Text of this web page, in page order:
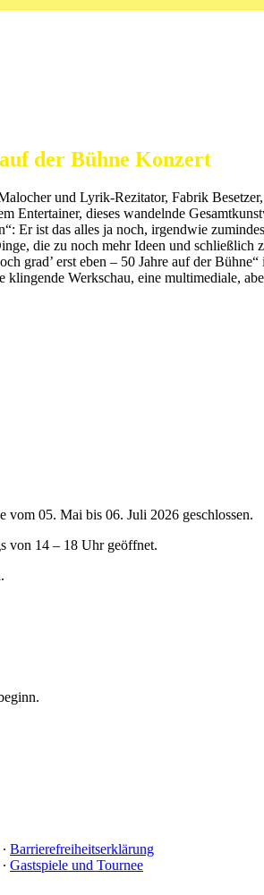
der Bühne Konzert
und Lyrik-Rezitator, Fabrik
Entertainer, dieses wandelnde
Er ist das alles ja noch, irgendwie
die zu noch mehr Ideen und
grad’ erst eben – 50 Jahre auf der
Werkschau, eine multimediale,
vom 05. Mai bis 06. Juli 2026 geschlossen.
von 14 – 18 Uhr geöffnet.
∙ Barrierefreiheitserklärung
∙ Gastspiele und Tournee